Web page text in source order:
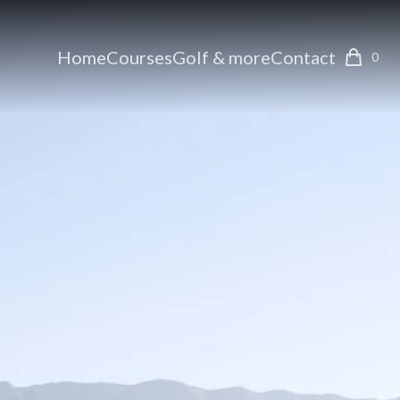
HomeCoursesGolf & moreContact 0